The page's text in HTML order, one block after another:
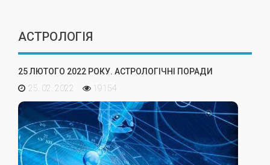
АСТРОЛОГІЯ
25 ЛЮТОГО 2022 РОКУ. АСТРОЛОГІЧНІ ПОРАДИ
25. 02. 2022
19154